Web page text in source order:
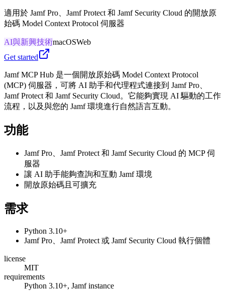
適用於 Jamf Pro、Jamf Protect 和 Jamf Security Cloud 的開放原
始碼 Model Context Protocol 伺服器
AI與新興技術macOSWeb
Get started
Jamf MCP Hub 是一個開放原始碼 Model Context Protocol
(MCP) 伺服器，可將 AI 助手和代理程式連接到 Jamf Pro、
Jamf Protect 和 Jamf Security Cloud。它能夠實現 AI 驅動的工作
流程，以及與您的 Jamf 環境進行自然語言互動。
功能
Jamf Pro、Jamf Protect 和 Jamf Security Cloud 的 MCP 伺
服器
讓 AI 助手能夠查詢和互動 Jamf 環境
開放原始碼且可擴充
需求
Python 3.10+
Jamf Pro、Jamf Protect 或 Jamf Security Cloud 執行個體
license
MIT
requirements
Python 3.10+, Jamf instance